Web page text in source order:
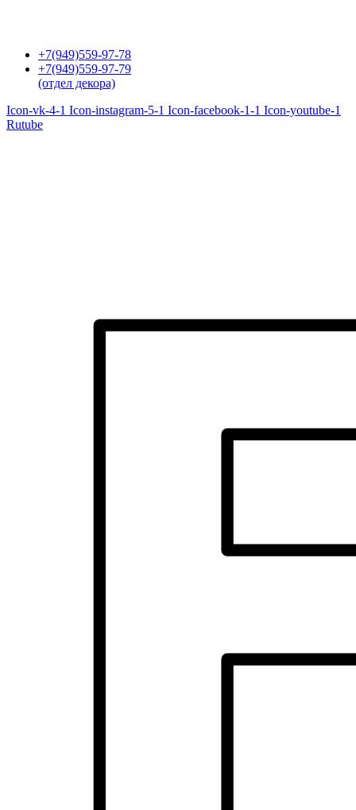
+7(949)559-97-78
+7(949)559-97-79
(отдел декора)
Icon-vk-4-1 Icon-instagram-5-1 Icon-facebook-1-1 Icon-youtube-1
Rutube